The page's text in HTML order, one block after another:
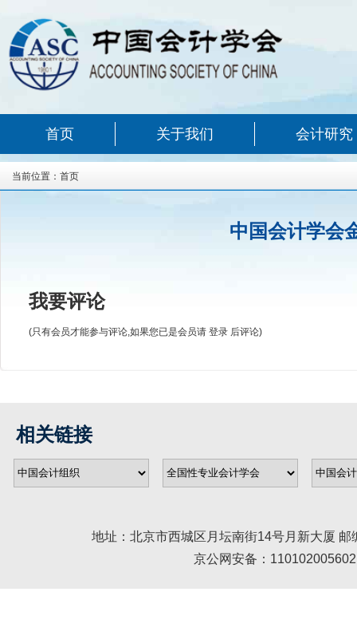
首页 关于我们 会计研究
当前位置： 首页
中国会计学会
我要评论
(只有会员才能参与评论,如果您已是会员请 登录 后评论)
相关链接
地址：北京市西城区月坛南街14号月新大厦
京公网安备：